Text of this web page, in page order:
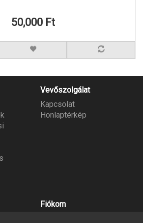
50,000 Ft
Vevőszolgálat
Kapcsolat
Honlaptérkép
Fiókom